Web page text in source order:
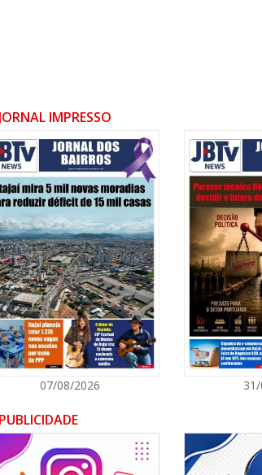
JORNAL IMPRESSO
07/08/2026
PUBLICIDADE